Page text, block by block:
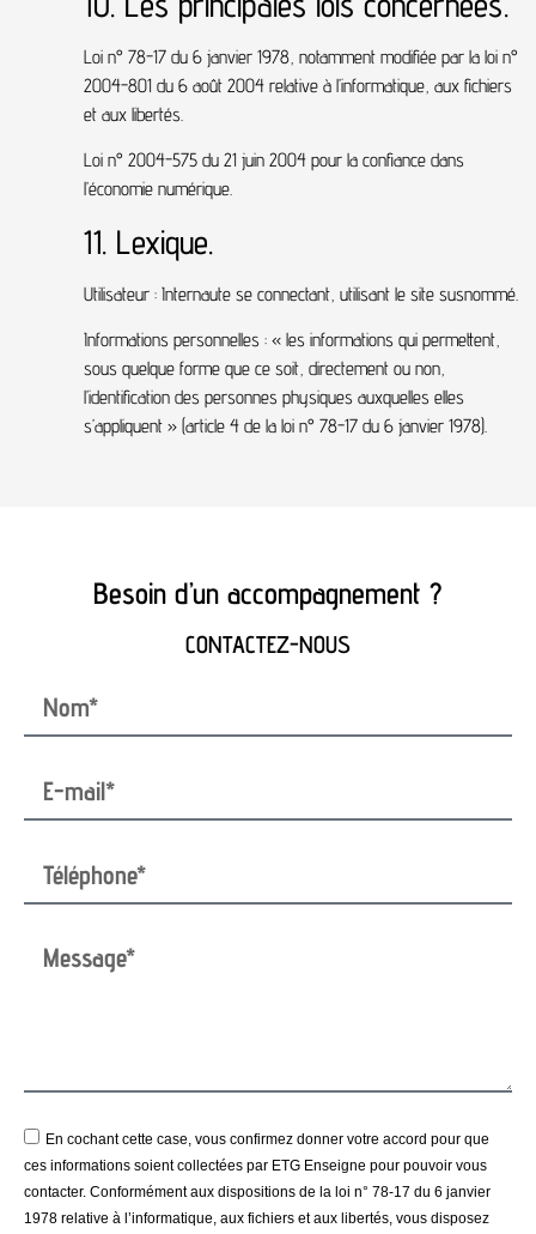
Loi n° 78-17 du 6 janvier 1978, notamment modifiée par la loi n°
2004-801 du 6 août 2004 relative à l’informatique, aux fichiers
et aux libertés.
Loi n° 2004-575 du 21 juin 2004 pour la confiance dans
l’économie numérique.
11. Lexique.
Utilisateur : Internaute se connectant, utilisant le site susnommé.
Informations personnelles : « les informations qui permettent,
sous quelque forme que ce soit, directement ou non,
l’identification des personnes physiques auxquelles elles
s’appliquent » (article 4 de la loi n° 78-17 du 6 janvier 1978).
Besoin d’un accompagnement ?
CONTACTEZ-NOUS
En cochant cette case, vous confirmez donner votre accord pour que
ces informations soient collectées par ETG Enseigne pour pouvoir vous
contacter. Conformément aux dispositions de la loi n° 78-17 du 6 janvier
1978 relative à l’informatique, aux fichiers et aux libertés, vous disposez